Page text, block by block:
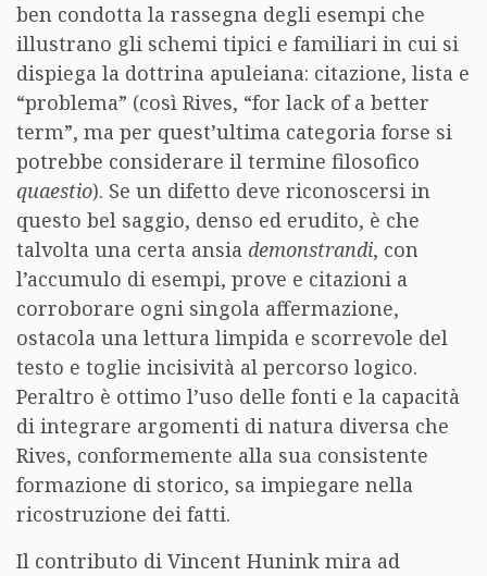
ben condotta la rassegna degli esempi che
illustrano gli schemi tipici e familiari in cui si
dispiega la dottrina apuleiana: citazione, lista e
“problema” (così Rives, “for lack of a better
term”, ma per quest’ultima categoria forse si
potrebbe considerare il termine filosofico
quaestio). Se un difetto deve riconoscersi in
questo bel saggio, denso ed erudito, è che
talvolta una certa ansia demonstrandi, con
l’accumulo di esempi, prove e citazioni a
corroborare ogni singola affermazione,
ostacola una lettura limpida e scorrevole del
testo e toglie incisività al percorso logico.
Peraltro è ottimo l’uso delle fonti e la capacità
di integrare argomenti di natura diversa che
Rives, conformemente alla sua consistente
formazione di storico, sa impiegare nella
ricostruzione dei fatti.
Il contributo di Vincent Hunink mira ad